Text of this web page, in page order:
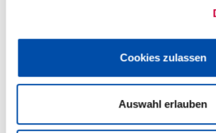
Cookies zulassen
Auswahl erlauben